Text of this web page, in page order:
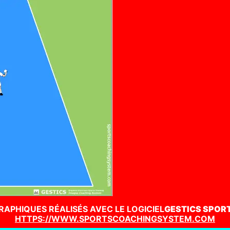
RÉALISÉS AVEC LE LOGICIELGESTICS
HTTPS://WWW.SPORTSCOACHINGSYSTEM.COM